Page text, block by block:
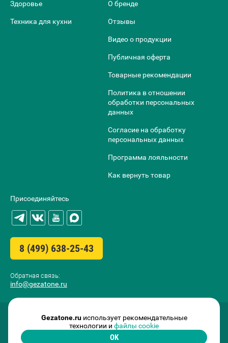
Здоровье
Техника для кухни
О бренде
Отзывы
Видео о продукции
Публичная оферта
Товарные рекомендации
Политика в отношении
обработки персональных
данных
Согласие на обработку
персональных данных
Программа лояльности
Как вернуть товар
Присоединяйтесь
8 (499) 638-25-43
Обратная связь:
info@gezatone.ru
Gezatone.ruиспользует рекомендательные
технологии и файлы cookie
OK